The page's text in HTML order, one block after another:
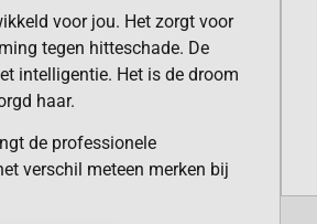
voor jou. Het zorgt voor
tegen hitteschade. De
intelligentie. Het is de droom
haar.
de professionele
verschil meteen merken bij